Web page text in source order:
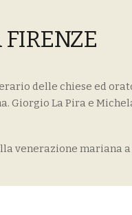
delle chiese ed
Giorgio La Pira e
venerazione mariana